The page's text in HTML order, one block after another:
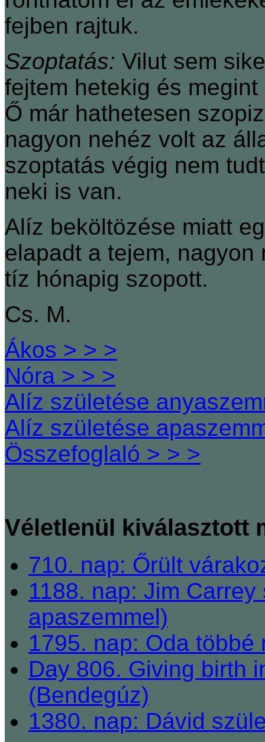
fejben rajtuk.
Szoptatás: Vilut sem
fejtem hetekig és
Ő már hathetesen
nagyon nehéz volt az
szoptatás végig nem
neki is van.
Alíz beköltözése miatt
elapadt a tejem,
tíz hónapig szopott.
Cs. M.
Ákos > > >
Nóra > > >
Alíz születése
Alíz születése
Összefoglaló > > >
Véletlenül kiválasztott
710. nap: Őrült
1188. nap: Jim
apaszemmel)
1795. nap: Oda
Day 806. Giving birth
(Bendegúz)
1380. nap: Dávid